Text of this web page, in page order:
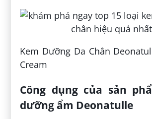
Kem Dưỡng Da Chân
Cream
Công dụng của sản
dưỡng ẩm Deonatulle